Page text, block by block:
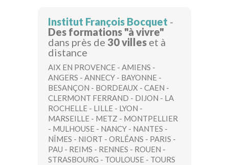
Institut François Bocquet -
Des formations "à vivre"
dans près de 30 villes et à
distance
AIX EN PROVENCE - AMIENS -
ANGERS - ANNECY - BAYONNE -
BESANÇON - BORDEAUX - CAEN -
CLERMONT FERRAND - DIJON - LA
ROCHELLE - LILLE - LYON -
MARSEILLE - METZ - MONTPELLIER
- MULHOUSE - NANCY - NANTES -
NÎMES - NIORT - ORLÉANS - PARIS -
PAU - REIMS - RENNES - ROUEN -
STRASBOURG - TOULOUSE - TOURS